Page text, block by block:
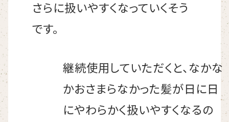
さらに扱いやすくなっていくそう
です。
継続使用していただくと、なかな
かおさまらなかった髪が日に日
にやわらかく扱いやすくなるの